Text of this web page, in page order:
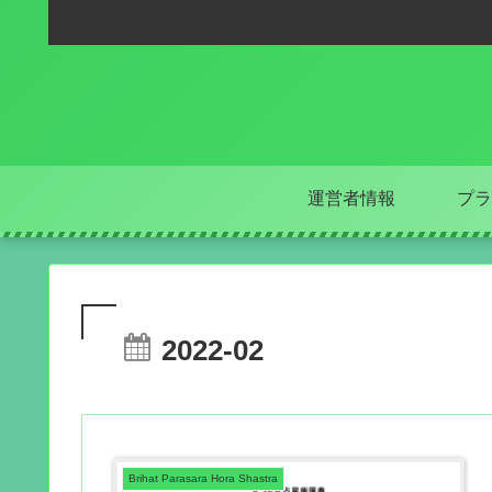
運営者情報 プ
2022-02
Brihat Parasara Hora Shastra